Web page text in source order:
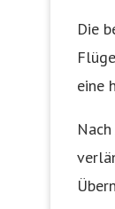
Die
eine